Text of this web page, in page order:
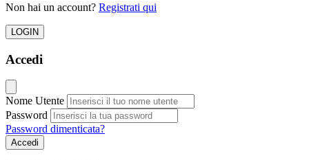
Non hai un account? Registrati qui
LOGIN
Accedi
Nome Utente
Password
Password dimenticata?
Accedi